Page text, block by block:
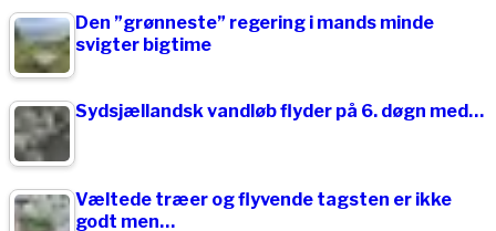
Den ”grønneste” regering i mands minde
svigter bigtime
Sydsjællandsk vandløb flyder på 6. døgn med…
Væltede træer og flyvende tagsten er ikke
godt men…